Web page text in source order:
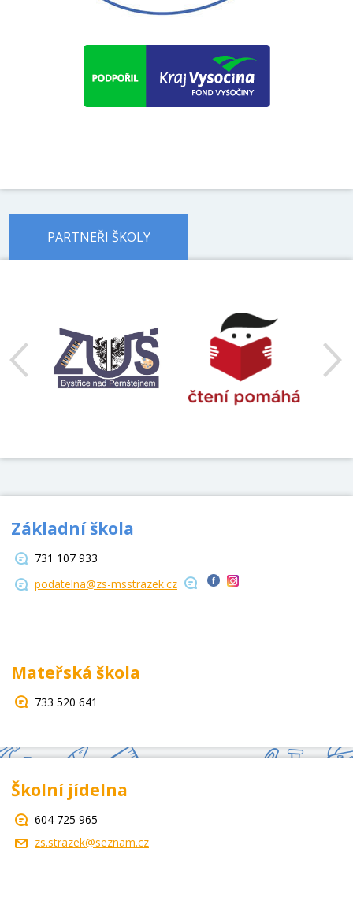
PARTNEŘI ŠKOLY
Základní škola
731 107 933
podatelna@zs-msstrazek.cz
Mateřská škola
733 520 641
Školní jídelna
604 725 965
zs.strazek@seznam.cz